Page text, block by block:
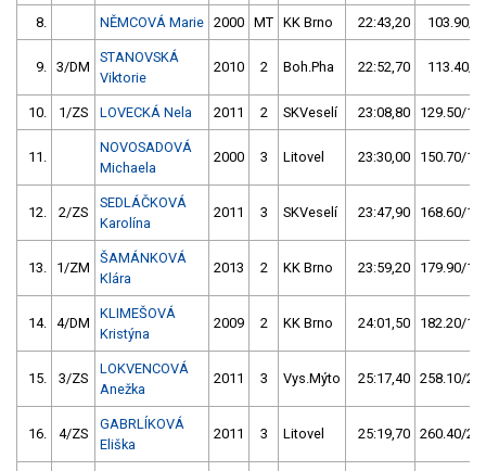
8. NĚMCOVÁ Marie 2000 MT KK Brno 22:43,20 103.90/
9. 3/DM
STANOVSKÁ
Viktorie
2010 2 Boh.Pha 22:52,70 113.40/
10. 1/ZS LOVECKÁ Nela 2011 2 SKVeselí 23:08,80 129.50/
11.
NOVOSADOVÁ
Michaela
2000 3 Litovel 23:30,00 150.70/
12. 2/ZS
SEDLÁČKOVÁ
Karolína
2011 3 SKVeselí 23:47,90 168.60/
13. 1/ZM
ŠAMÁNKOVÁ
Klára
2013 2 KK Brno 23:59,20 179.90/
14. 4/DM
KLIMEŠOVÁ
Kristýna
2009 2 KK Brno 24:01,50 182.20/
15. 3/ZS
LOKVENCOVÁ
Anežka
2011 3 Vys.Mýto 25:17,40 258.10/
16. 4/ZS
GABRLÍKOVÁ
Eliška
2011 3 Litovel 25:19,70 260.40/